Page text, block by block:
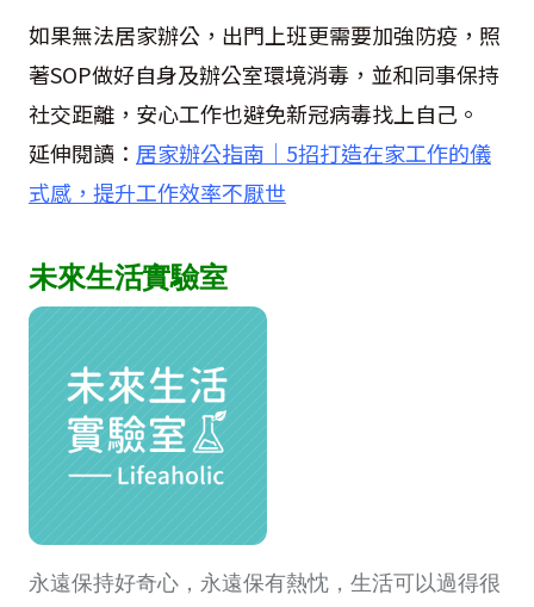
如果無法居家辦公，出門上班更需要加強防疫，照
著SOP做好自身及辦公室環境消毒，並和同事保持
社交距離，安心工作也避免新冠病毒找上自己。
延伸閱讀： 居家辦公指南｜5招打造在家工作的儀
式感，提升工作效率不厭世
未來生活實驗室
永遠保持好奇心，永遠保有熱忱，生活可以過得很